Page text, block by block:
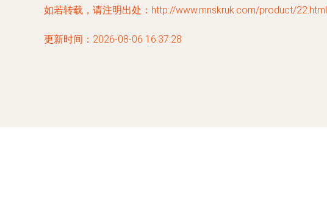
如若转载，请注明出处：http://www.mnskruk.com/product/22.html
更新时间：2026-08-06 16:37:28